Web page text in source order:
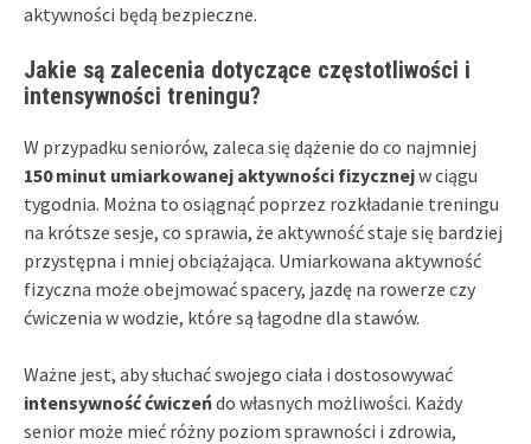
aktywności będą bezpieczne.
Jakie są zalecenia dotyczące częstotliwości i
intensywności treningu?
W przypadku seniorów, zaleca się dążenie do co najmniej
150 minut umiarkowanej aktywności fizycznejw ciągu
tygodnia. Można to osiągnąć poprzez rozkładanie treningu
na krótsze sesje, co sprawia, że aktywność staje się bardziej
przystępna i mniej obciążająca. Umiarkowana aktywność
fizyczna może obejmować spacery, jazdę na rowerze czy
ćwiczenia w wodzie, które są łagodne dla stawów.
Ważne jest, aby słuchać swojego ciała i dostosowywać
intensywność ćwiczeńdo własnych możliwości. Każdy
senior może mieć różny poziom sprawności i zdrowia,